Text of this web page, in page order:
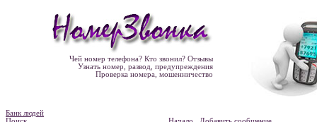
Чей номер телефона? Кто звонил? Отзывы
Узнать номер, развод, предупреждения
Проверка номера, мошенничество
Банк людей